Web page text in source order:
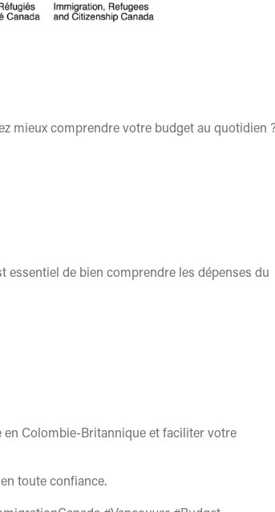
mieux comprendre votre budget au quotidien
essentiel de bien comprendre les dépenses du
Colombie-Britannique et faciliter votre
toute confiance.